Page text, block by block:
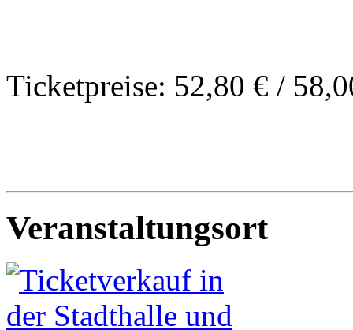
Ticketpreise: 52,80 € /
Veranstaltungsort